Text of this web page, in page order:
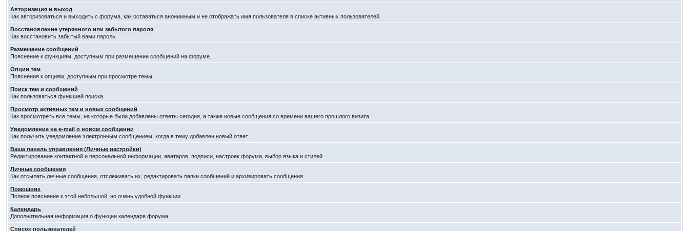
Авторизация и выход
Как авторизоваться и выходить с форума, как оставаться анонимным и не отображать имя пользователя в списке активных пользователей.
Восстановление утерянного или забытого пароля
Как восстановить забытый вами пароль.
Размещение сообщений
Пояснение к функциям, доступным при размещении сообщений на форуме.
Опции тем
Пояснения к опциям, доступным при просмотре темы.
Поиск тем и сообщений
Как пользоваться функцией поиска.
Просмотр активных тем и новых сообщений
Как просмотреть все темы, на которые были добавлены ответы сегодня, а также новые сообщения со времени вашего прошлого визита.
Уведомление на е-mail о новом сообщении
Как получить уведомление электронным сообщением, когда в тему добавлен новый ответ.
Ваша панель управления (Личные настройки)
Редактирование контактной и персональной информации, аватаров, подписи, настроек форума, выбор языка и стилей.
Личные сообщения
Как отсылать личные сообщения, отслеживать их, редактировать папки сообщений и архивировать сообщения.
Помошник
Полное пояснение к этой небольшой, но очень удобной функции
Календарь
Дополнительная информация о функции календаря форума.
Список пользователей